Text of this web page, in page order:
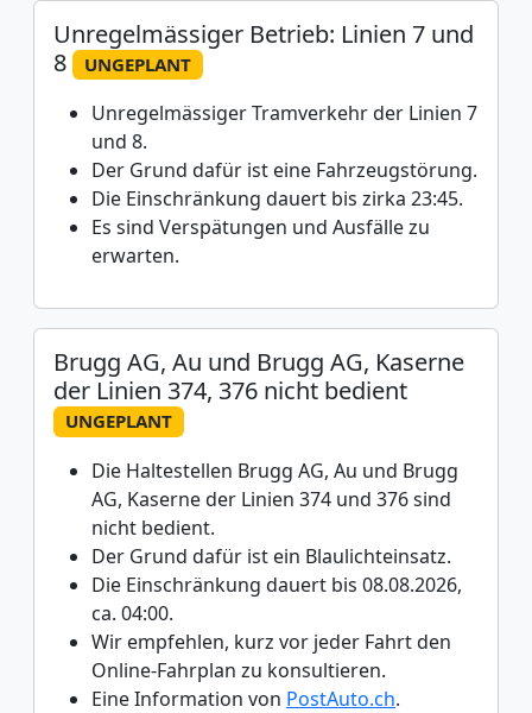
Unregelmässiger Betrieb: Linien 7 und
8
UNGEPLANT
Unregelmässiger Tramverkehr der Linien 7
und 8.
Der Grund dafür ist eine Fahrzeugstörung.
Die Einschränkung dauert bis zirka 23:45.
Es sind Verspätungen und Ausfälle zu
erwarten.
Brugg AG, Au und Brugg AG, Kaserne
der Linien 374, 376 nicht bedient
UNGEPLANT
Die Haltestellen Brugg AG, Au und Brugg
AG, Kaserne der Linien 374 und 376 sind
nicht bedient.
Der Grund dafür ist ein Blaulichteinsatz.
Die Einschränkung dauert bis 08.08.2026,
ca. 04:00.
Wir empfehlen, kurz vor jeder Fahrt den
Online-Fahrplan zu konsultieren.
Eine Information von PostAuto.ch.